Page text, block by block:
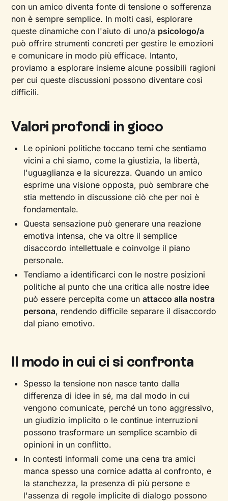
con un amico diventa fonte di tensione o sofferenza
non è sempre semplice. In molti casi, esplorare
queste dinamiche con l'aiuto di uno/a psicologo/a
può offrire strumenti concreti per gestire le emozioni
e comunicare in modo più efficace. Intanto,
proviamo a esplorare insieme alcune possibili ragioni
per cui queste discussioni possono diventare così
difficili.
Valori profondi in gioco
Le opinioni politiche toccano temi che sentiamo
vicini a chi siamo, come la giustizia, la libertà,
l'uguaglianza e la sicurezza. Quando un amico
esprime una visione opposta, può sembrare che
stia mettendo in discussione ciò che per noi è
fondamentale.
Questa sensazione può generare una reazione
emotiva intensa, che va oltre il semplice
disaccordo intellettuale e coinvolge il piano
personale.
Tendiamo a identificarci con le nostre posizioni
politiche al punto che una critica alle nostre idee
può essere percepita come unattacco alla nostra
persona, rendendo difficile separare il disaccordo
dal piano emotivo.
Il modo in cui ci si confronta
Spesso la tensione non nasce tanto dalla
differenza di idee in sé, ma dal modo in cui
vengono comunicate, perché un tono aggressivo,
un giudizio implicito o le continue interruzioni
possono trasformare un semplice scambio di
opinioni in un conflitto.
In contesti informali come una cena tra amici
manca spesso una cornice adatta al confronto, e
la stanchezza, la presenza di più persone e
l'assenza di regole implicite di dialogo possono